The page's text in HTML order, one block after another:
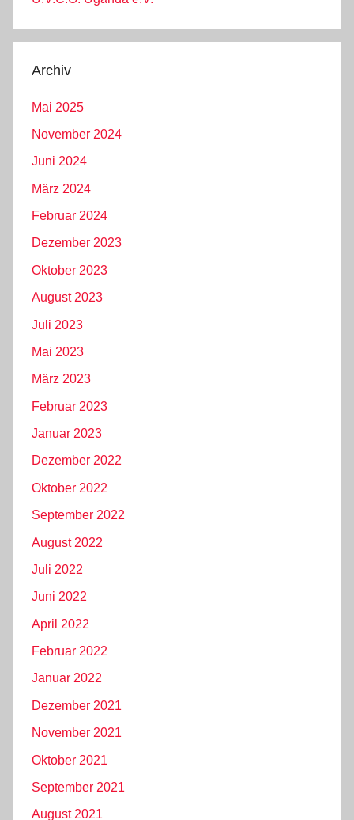
Archiv
Mai 2025
November 2024
Juni 2024
März 2024
Februar 2024
Dezember 2023
Oktober 2023
August 2023
Juli 2023
Mai 2023
März 2023
Februar 2023
Januar 2023
Dezember 2022
Oktober 2022
September 2022
August 2022
Juli 2022
Juni 2022
April 2022
Februar 2022
Januar 2022
Dezember 2021
November 2021
Oktober 2021
September 2021
August 2021